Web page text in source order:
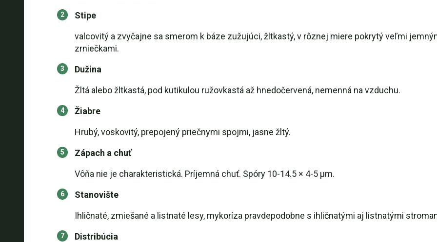
Stipe
valcovitý a zvyčajne sa smerom k báze zužujúci, žltkastý, v rôznej miere pokrytý veľmi
zrniečkami.
Dužina
Žltá alebo žltkastá, pod kutikulou ružovkastá až hnedočervená, nemenná na vzduchu.
Žiabre
Hrubý, voskovitý, prepojený priečnymi spojmi, jasne žltý.
Zápach a chuť
Vôňa nie je charakteristická. Príjemná chuť. Spóry 10-14.5 × 4-5 μm.
Stanovište
Ihličnaté, zmiešané a listnaté lesy, mykoríza pravdepodobne s ihličnatými aj listnatými
Distribúcia